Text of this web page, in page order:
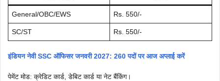
General/OBC/EWS Rs. 550/-
SC/ST Rs. 550/-
इंडियन नेवी SSC ऑफिसर जनवरी 2027: 260 पदों पर आज अप्लाई करें
पेमेंट मोड: क्रेडिट कार्ड, डेबिट कार्ड या नेट बैंकिंग।